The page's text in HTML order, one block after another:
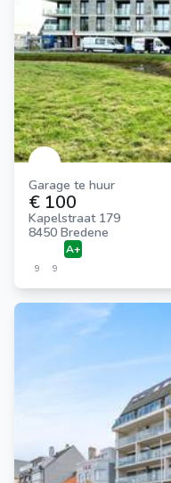
Garage te huur
€ 100
Kapelstraat 179
8450 Bredene
9 9
A+